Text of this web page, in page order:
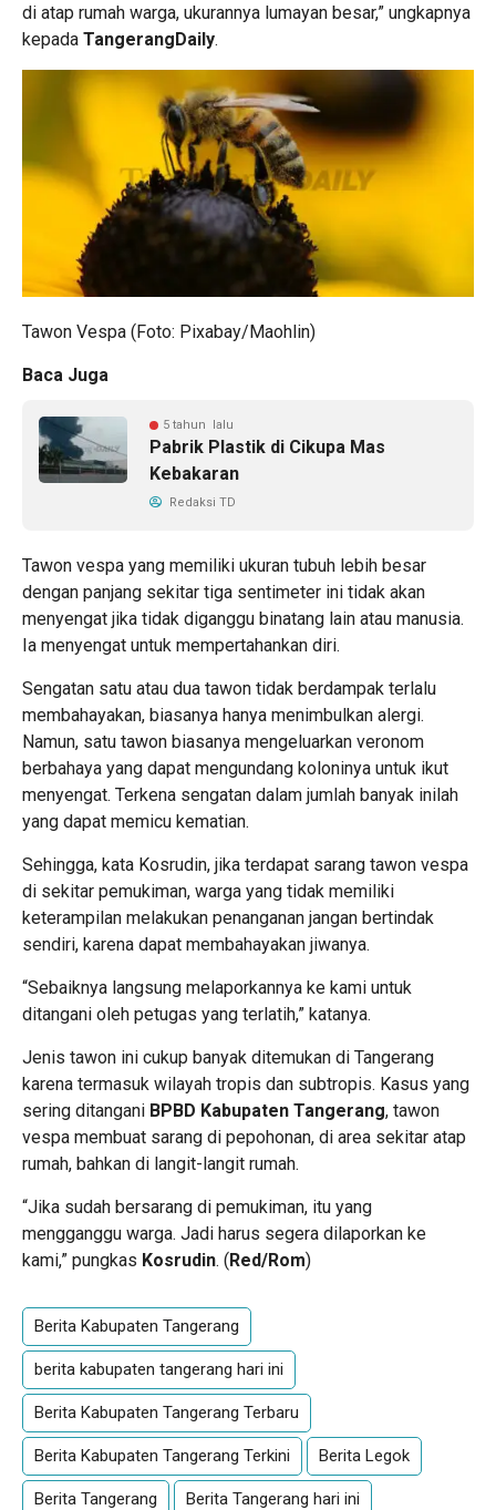
di atap rumah warga, ukurannya lumayan besar,” ungkapnya
kepada TangerangDaily.
Tawon Vespa (Foto: Pixabay/Maohlin)
Baca Juga
5 tahun lalu
Pabrik Plastik di Cikupa Mas
Kebakaran
Redaksi TD
Tawon vespa yang memiliki ukuran tubuh lebih besar
dengan panjang sekitar tiga sentimeter ini tidak akan
menyengat jika tidak diganggu binatang lain atau manusia.
Ia menyengat untuk mempertahankan diri.
Sengatan satu atau dua tawon tidak berdampak terlalu
membahayakan, biasanya hanya menimbulkan alergi.
Namun, satu tawon biasanya mengeluarkan veronom
berbahaya yang dapat mengundang koloninya untuk ikut
menyengat. Terkena sengatan dalam jumlah banyak inilah
yang dapat memicu kematian.
Sehingga, kata Kosrudin, jika terdapat sarang tawon vespa
di sekitar pemukiman, warga yang tidak memiliki
keterampilan melakukan penanganan jangan bertindak
sendiri, karena dapat membahayakan jiwanya.
“Sebaiknya langsung melaporkannya ke kami untuk
ditangani oleh petugas yang terlatih,” katanya.
Jenis tawon ini cukup banyak ditemukan di Tangerang
karena termasuk wilayah tropis dan subtropis. Kasus yang
sering ditangani BPBD Kabupaten Tangerang, tawon
vespa membuat sarang di pepohonan, di area sekitar atap
rumah, bahkan di langit-langit rumah.
“Jika sudah bersarang di pemukiman, itu yang
mengganggu warga. Jadi harus segera dilaporkan ke
kami,” pungkas Kosrudin. ( Red/Rom)
Berita Kabupaten Tangerang
berita kabupaten tangerang hari ini
Berita Kabupaten Tangerang Terbaru
Berita Kabupaten Tangerang Terkini Berita Legok
Berita Tangerang Berita Tangerang hari ini